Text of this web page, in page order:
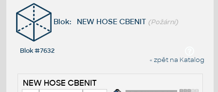
Blok: NEW HOSE CBENIT (Požární)
Blok #7632
« zpět na Katalog
NEW HOSE CBENIT